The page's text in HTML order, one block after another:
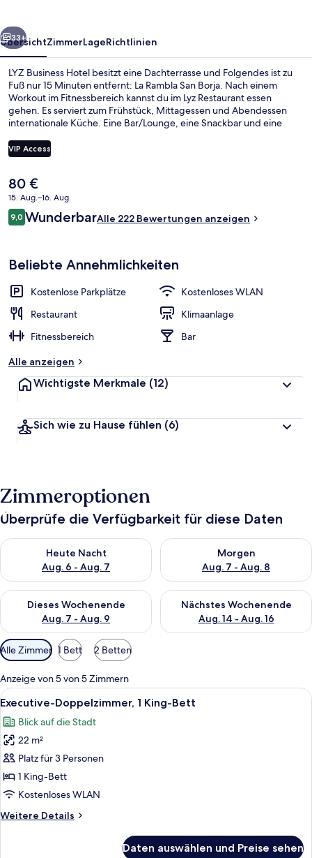
Weiter
33+
ÜbersichtZimmerLageRichtlinien
LYZ Business Hotel besitzt eine Dachterrasse und Folgendes ist zu
Fuß nur 15 Minuten entfernt: La Rambla San Borja. Nach einem
Workout im Fitnessbereich kannst du im Lyz Restaurant essen
gehen. Es serviert zum Frühstück, Mittagessen und Abendessen
internationale Küche. Eine Bar/Lounge, eine Snackbar und eine
VIP Access
Der
aktuelle
Preis
beträgt
80 €
15. Aug.–16. Aug.
Bewertungen
9,09,0 von 10.
WunderbarAlle 222 Bewertungen anzeigen
Beliebte Annehmlichkeiten
Kostenlose Parkplätze
Kostenloses WLAN
Restaurant
Klimaanlage
Fitnessbereich
Bar
Alle anzeigen
Wichtigste Merkmale (12)
Sich wie zu Hause fühlen (6)
Zimmeroptionen
Überprüfe die Verfügbarkeit für diese Daten
Heute Nacht
Aug. 6 - Aug. 7
Überprüfe die Verfügbarkeit für heute Nacht, Aug. 6 - Aug. 7.
Morgen
Aug. 7 - Aug. 8
Überprüfe die Verfügbarkeit
Dieses Wochenende
Aug. 7 - Aug. 9
Überprüfe die Verfügbarkeit für dieses Wochenende, Aug. 7
Nächstes Wochenende
Aug. 14 - Aug. 16
Überprüfe die Verfügbarkeit
Verfügbare
Filter
für
Zimmer
Alle Zimmer 1 Bett 2 Betten
Anzeige von 5 von 5 Zimmern
Alle
Fotos
für
Executive-
Doppelzimmer,
1 King-
Bett
Ein Hotelzimmer mit einem großen
7
Executive-Doppelzimmer, 1 King-Bett
Blick auf die Stadt
22 m²
Platz für 3 Personen
1 King-Bett
Kostenloses WLAN
Weitere Details
Weitere
Daten auswählen und Preise sehen